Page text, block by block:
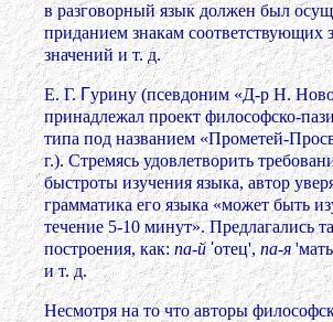
в разговорный язык должен был
приданием знакам соответствующих
значений и т. д.
Е. Г.Гурину (псевдоним «Д-р Н.
принадлежал проект философско-
типа под названием «Прометей-
г.). Стремясь удовлетворить
быстроты изучения языка, автор
грамматика его языка «может быть
течение 5-10 минут». Предлагались
построения, как:па-й'отец', па-я
и т. д.
Несмотря на то что авторы